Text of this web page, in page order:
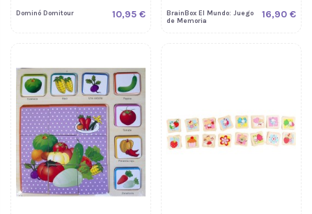
Dominó Domitour 10,95 €
BrainBox El Mundo: Juego
de Memoria
16,90 €